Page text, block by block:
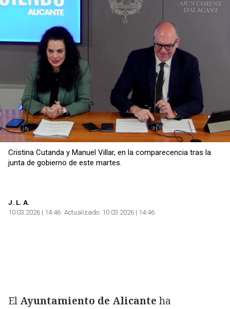
Cristina Cutanda y Manuel Villar, en la comparecencia tras la
junta de gobierno de este martes.
J. L. A.
10.03.2026 | 14:46 Actualizado: 10.03.2026 | 14:46
El Ayuntamiento de Alicante ha